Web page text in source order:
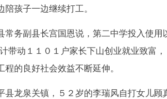
陪孩子一边继续打工。
务副县长宫国恩说，第二中学投入使用
带动１１０１户家长下山创业就业致富
程的良好社会效益不断延伸。
龙泉关镇，５２岁的李瑞风自打女儿顾